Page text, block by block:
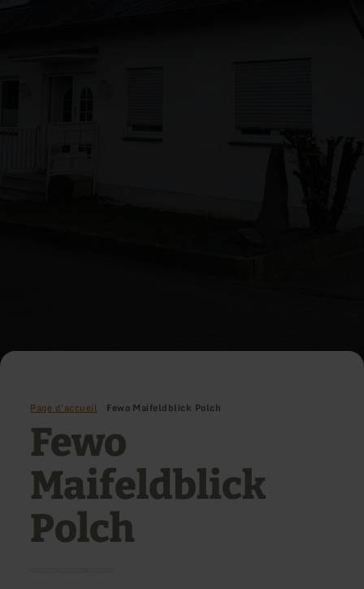
Page d'accueil Fewo Maifeldblick Polch
Fewo
Maifeldblick
Polch